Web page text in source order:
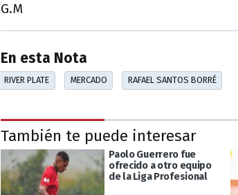
G.M
En esta Nota
RIVER PLATE MERCADO RAFAEL SANTOS BORRÉ
También te puede interesar
Paolo Guerrero fue
ofrecido a otro equipo
de la Liga Profesional